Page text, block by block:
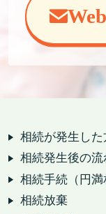
相続が発生した
相続発生後の流
相続手続（円満
相続放棄